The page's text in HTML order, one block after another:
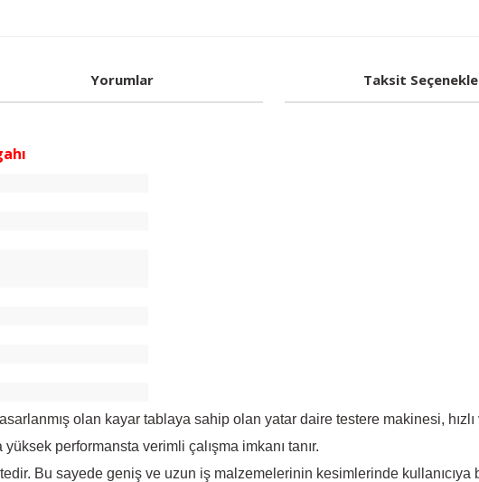
Yorumlar Taksit
olan kayar tablaya sahip olan yatar daire testere makinesi, hızlı
performansta verimli çalışma imkanı tanır.
Bu sayede geniş ve uzun iş malzemelerinin kesimlerinde kullanıcıya